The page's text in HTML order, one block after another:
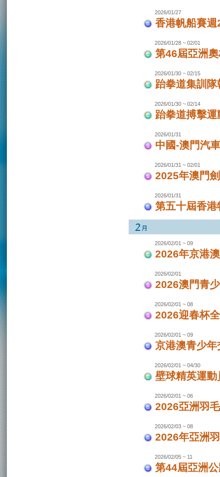
2026/01/27
香港帆船賽
2026/01/28 ~ 02/01
第46屆亞洲
2026/01/30 ~ 02/15
跆拳道集訓
2026/01/30 ~ 02/14
跆拳道搏擊
2026/01/31
中國-澳門汽
2026/01/31 ~ 02/01
2025年澳門
2026/01/31
第五十屆香
2026/02/01 ~ 09
2026年京港
2026/02/01
2026澳門青
2026/02/01 ~ 08
2026迎春杯
2026/02/01 ~ 09
京港澳青少
2026/02/01 ~ 04/30
壁球精英運
2026/02/01 ~ 06
2026亞洲羽
2026/02/03 ~ 08
2026年亞洲
2026/02/05 ~ 11
第44屆亞洲